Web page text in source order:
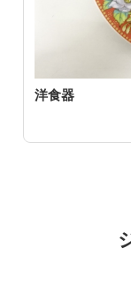
洋食器